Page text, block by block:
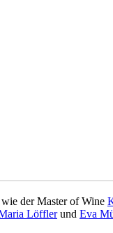
der Master of Wine
Löfflerund Eva